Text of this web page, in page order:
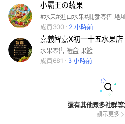
小霸王の蔬果
#水果#進口水果#批發零售 地
成員300
2 小時前
嘉義智嘉X初一十五水果店
水果零售 禮盒 果籃
成員681
3 小時前
還有其他眾多社群
顯示更多